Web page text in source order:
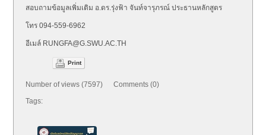
สอบถามข้อมูลเพิ่มเติม อ.ดร.รุ่งฟ้า จันท์จารุภรณ์ ประธานหลักสูตร
โทร 094-559-6962
อีเมล์ RUNGFA@G.SWU.AC.TH
Print
Number of views (7597) Comments (0)
Tags: